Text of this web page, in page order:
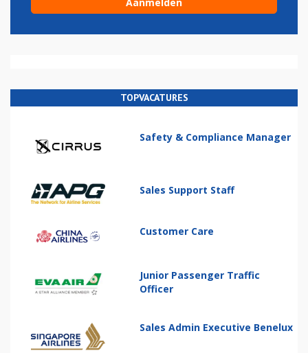
TOPVACATURES
Safety & Compliance Manager
Sales Support Staff
Customer Care
Junior Passenger Traffic
Officer
Sales Admin Executive Benelux